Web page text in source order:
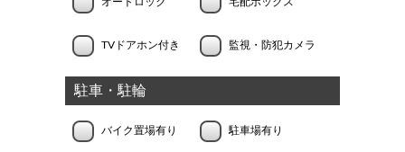
TVドアホン付き 監視・防犯カメラ
駐車・駐輪
バイク置場有り 駐車場有り